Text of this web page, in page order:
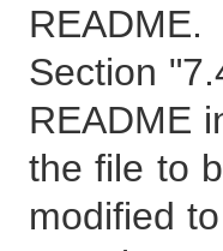
README.
Section
README
the file to
modified